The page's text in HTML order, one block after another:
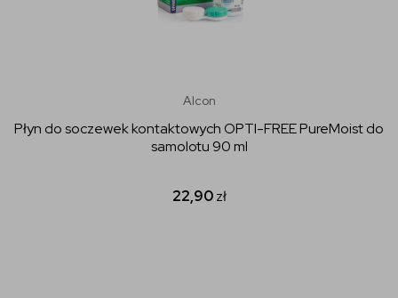
Alcon
Płyn do soczewek kontaktowych OPTI-FREE PureMoist do
samolotu 90 ml
22,90zł